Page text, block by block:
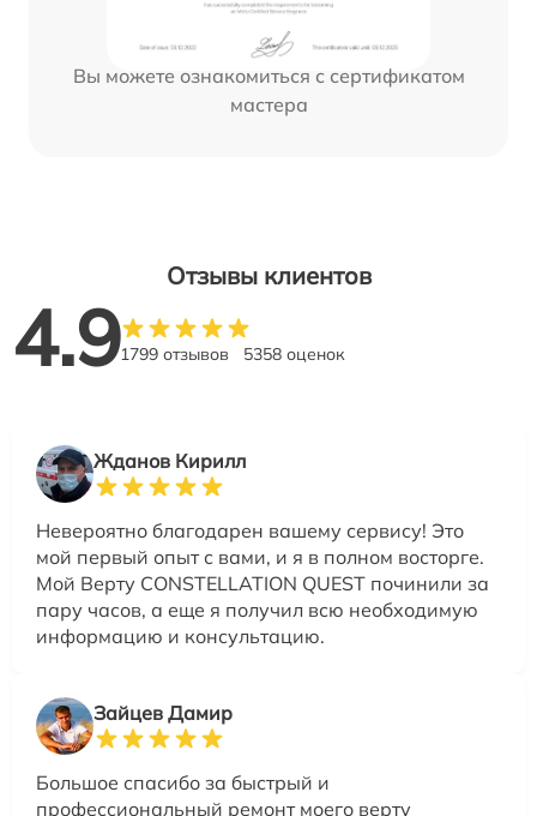
Вы можете ознакомиться с сертификатом
мастера
Отзывы клиентов
4.91799 отзывов 5358 оценок
Жданов Кирилл
Невероятно благодарен вашему сервису! Это
мой первый опыт с вами, и я в полном восторге.
Мой Верту CONSTELLATION QUEST починили за
пару часов, а еще я получил всю необходимую
информацию и консультацию.
Зайцев Дамир
Большое спасибо за быстрый и
профессиональный ремонт моего верту